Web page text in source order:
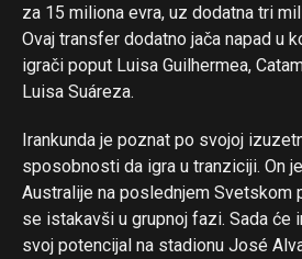
za 15 miliona evra, uz dodatna tri
Ovaj transfer dodatno jača napad u
igrači poput Luisa Guilhermea,
Luisa Suáreza.
Irankunda je poznat po svojoj
sposobnosti da igra u tranziciji. On
Australije na poslednjem Svetskom
se istakavši u grupnoj fazi. Sada će
svoj potencijal na stadionu José